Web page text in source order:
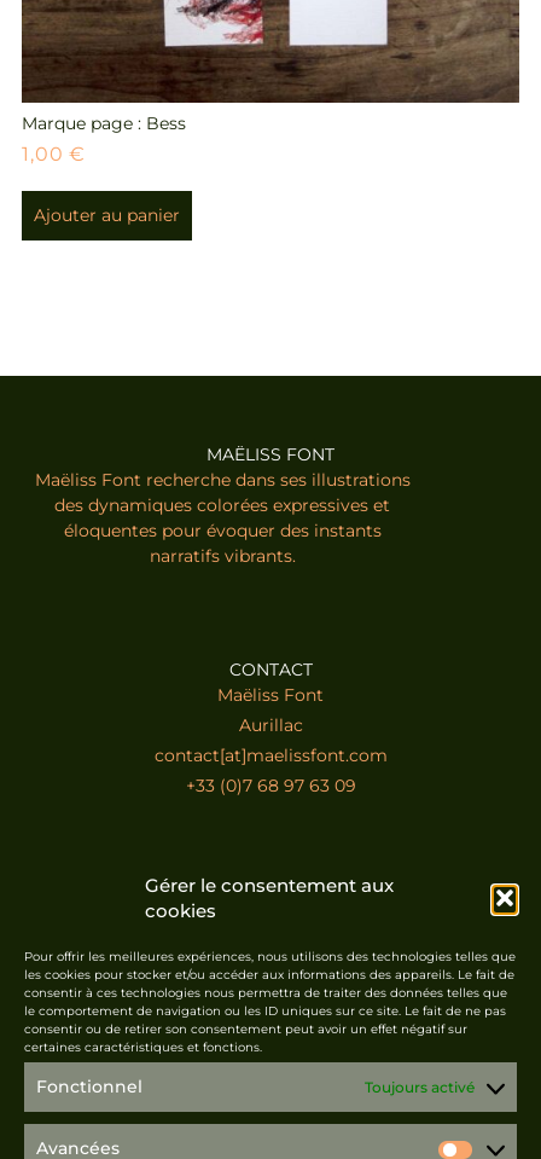
Gérer le consentement aux
cookies
Pour offrir les meilleures expériences, nous utilisons des technologies telles que
les cookies pour stocker et/ou accéder aux informations des appareils. Le fait de
consentir à ces technologies nous permettra de traiter des données telles que
le comportement de navigation ou les ID uniques sur ce site. Le fait de ne pas
consentir ou de retirer son consentement peut avoir un effet négatif sur
certaines caractéristiques et fonctions.
Fonctionnel Toujours activé
Avancées
Marque page : Bess
1,00€
Ajouter au panier
MAËLISS FONT
Maëliss Font recherche dans ses illustrations
des dynamiques colorées expressives et
éloquentes pour évoquer des instants
narratifs vibrants.
CONTACT
Maëliss Font
Aurillac
contact[at]maelissfont.com
+33 (0)7 68 97 63 09
ABONNEZ-VOUS À LA NEWSLETTER
S'abonner